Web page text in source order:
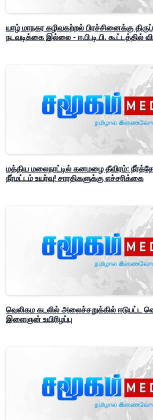
யாழ் மாநகர கழிவகற்றல் பிரச்சினைக்கு
நடவடிக்கை இல்லை - ஈ.பி.டி.பி. கூட்டத்தில்
மத்திய மலைநாட்டில் கனமழை தீவிரம்:
நீர்மட்டம் உயர்வு! சாரதிகளுக்கு எச்சரிக்கை
வெலிகம கடலில் அலைச்சறுக்கில் ஈடுபட்ட
இளைஞன் உயிரிழப்பு